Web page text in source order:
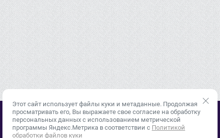
© 2015 - 2026
Политика конфиденциальности
Этот сайт использует файлы куки и метаданные. Продолжая
просматривать его, Вы выражаете свое согласие на обработку
персональных данных с использованием метрической
программы Яндекс.Метрика в соответствии с Политикой
обработки файлов куки